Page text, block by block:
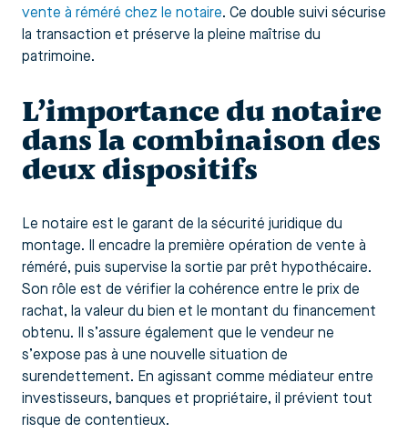
vente à réméré chez le notaire. Ce double suivi sécurise
la transaction et préserve la pleine maîtrise du
patrimoine.
L’importance du notaire
dans la combinaison des
deux dispositifs
Le notaire est le garant de la sécurité juridique du
montage. Il encadre la première opération de vente à
réméré, puis supervise la sortie par prêt hypothécaire.
Son rôle est de vérifier la cohérence entre le prix de
rachat, la valeur du bien et le montant du financement
obtenu. Il s’assure également que le vendeur ne
s’expose pas à une nouvelle situation de
surendettement. En agissant comme médiateur entre
investisseurs, banques et propriétaire, il prévient tout
risque de contentieux.